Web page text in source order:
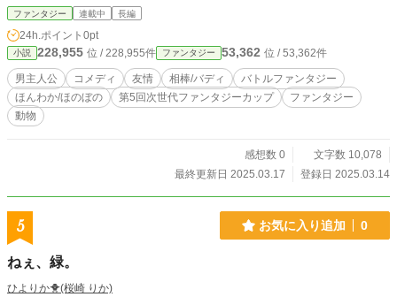
ファンタジー 連載中 長編
24h.ポイント 0pt
小説 228,955 位 / 228,955件 ファンタジー 53,362 位 / 53,362件
男主人公 コメディ 友情 相棒/バディ
バトルファンタジー
ほんわか/ほのぼの
第5回次世代ファンタジーカップ
ファンタジー
動物
感想数 0
文字数 10,078
最終更新日 2025.03.17
登録日 2025.03.14
5 お気に入り追加 0
ねぇ、緑。
ひよりか🐥(桜崎 りか)